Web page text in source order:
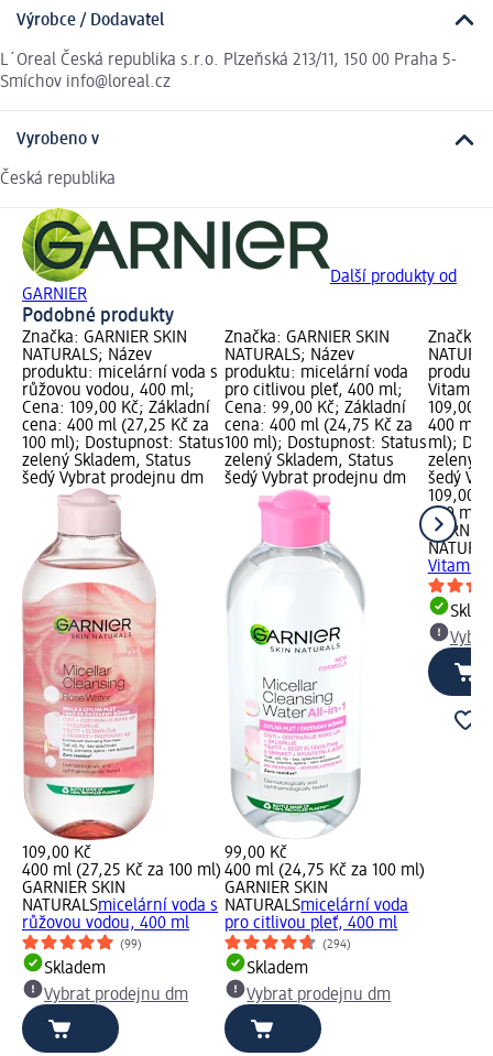
Výrobce / Dodavatel
L´Oreal Česká republika s.r.o. Plzeňská 213/11, 150 00 Praha 5-
Smíchov info@loreal.cz
Vyrobeno v
Česká republika
Další produkty od
GARNIER
Podobné produkty
Značka: GARNIER SKIN
NATURALS; Název
produktu: micelární voda s
růžovou vodou, 400 ml;
Cena: 109,00 Kč; Základní
cena: 400 ml (27,25 Kč za
100 ml); Dostupnost: Status
zelený Skladem, Status
šedý Vybrat prodejnu dm
109,00 Kč
400 ml (27,25 Kč za 100 ml)
GARNIER SKIN
NATURALSmicelární voda s
růžovou vodou, 400 ml
(99)
Skladem
Vybrat prodejnu dm
Značka: GARNIER SKIN
NATURALS; Název
produktu: micelární voda
pro citlivou pleť, 400 ml;
Cena: 99,00 Kč; Základní
cena: 400 ml (24,75 Kč za
100 ml); Dostupnost: Status
zelený Skladem, Status
šedý Vybrat prodejnu dm
99,00 Kč
400 ml (24,75 Kč za 100 ml)
GARNIER SKIN
NATURALSmicelární voda
pro citlivou pleť, 400 ml
(294)
Skladem
Vybrat prodejnu dm
Značka:
Vitamín
109,00
400 ml
ml);
zelený
šedý
109,00
400 ml
Vitamín